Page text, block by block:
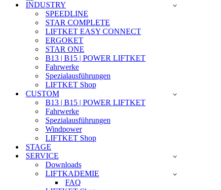
INDUSTRY
SPEEDLINE
STAR COMPLETE
LIFTKET EASY CONNECT
ERGOKET
STAR ONE
B13 | B15 | POWER LIFTKET
Fahrwerke
Spezialausführungen
LIFTKET Shop
CUSTOM
B13 | B15 | POWER LIFTKET
Fahrwerke
Spezialausführungen
Windpower
LIFTKET Shop
STAGE
SERVICE
Downloads
LIFTKADEMIE
FAQ